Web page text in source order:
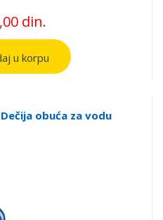
din.
u korpu
Dečija obuća za vodu